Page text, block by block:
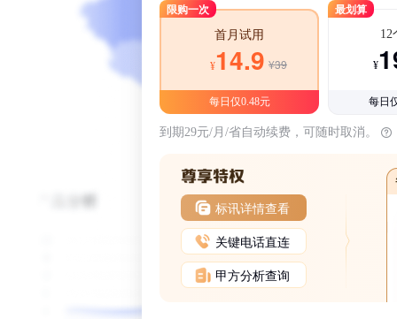
限购一次
首月试用
¥14.9 ¥39
每日仅0.48元
最划算
12
¥
每日
到期29元/月/省自动续费，可随时取消。
标讯详情查看
关键电话直连
甲方分析查询